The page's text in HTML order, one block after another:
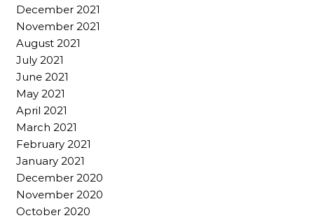
December 2021
November 2021
August 2021
July 2021
June 2021
May 2021
April 2021
March 2021
February 2021
January 2021
December 2020
November 2020
October 2020